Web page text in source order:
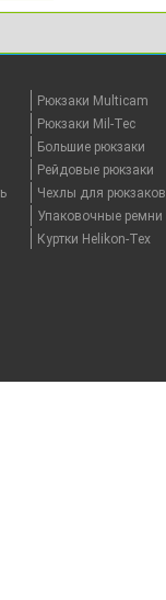
Рюкзаки Multicam
Рюкзаки Mil-Tec
Большие рюкзаки
Рейдовые рюкзаки
Чехлы для рюкзаков
Упаковочные ремни
Куртки Helikon-Tex